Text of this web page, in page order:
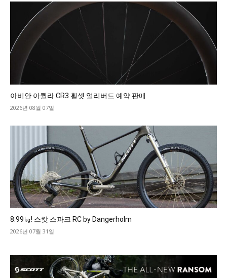
아비안 아퀼라 CR3 휠셋 얼리버드 예약 판매
2026년 08월 07일
8.99㎏! 스캇 스파크 RC by Dangerholm
2026년 07월 31일